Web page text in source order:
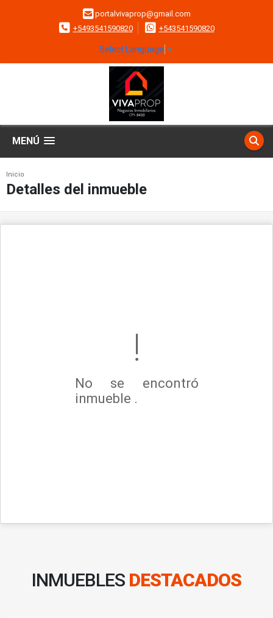
portalvivaprop@gmail.com
+5493541590820
+543541590820
Select Language ▼
MENÚ
Inicio
Detalles del inmueble
No se encontró
inmueble .
INMUEBLES DESTACADOS